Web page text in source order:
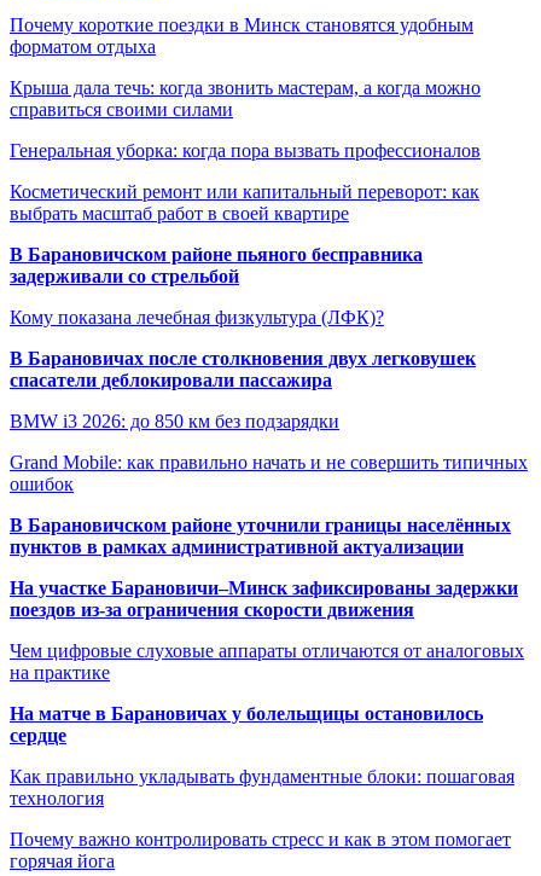
Почему короткие поездки в Минск становятся удобным
форматом отдыха
Крыша дала течь: когда звонить мастерам, а когда можно
справиться своими силами
Генеральная уборка: когда пора вызвать профессионалов
Косметический ремонт или капитальный переворот: как
выбрать масштаб работ в своей квартире
В Барановичском районе пьяного бесправника
задерживали со стрельбой
Кому показана лечебная физкультура (ЛФК)?
В Барановичах после столкновения двух легковушек
спасатели деблокировали пассажира
BMW i3 2026: до 850 км без подзарядки
Grand Mobile: как правильно начать и не совершить типичных
ошибок
В Барановичском районе уточнили границы населённых
пунктов в рамках административной актуализации
На участке Барановичи–Минск зафиксированы задержки
поездов из-за ограничения скорости движения
Чем цифровые слуховые аппараты отличаются от аналоговых
на практике
На матче в Барановичах у болельщицы остановилось
сердце
Как правильно укладывать фундаментные блоки: пошаговая
технология
Почему важно контролировать стресс и как в этом помогает
горячая йога